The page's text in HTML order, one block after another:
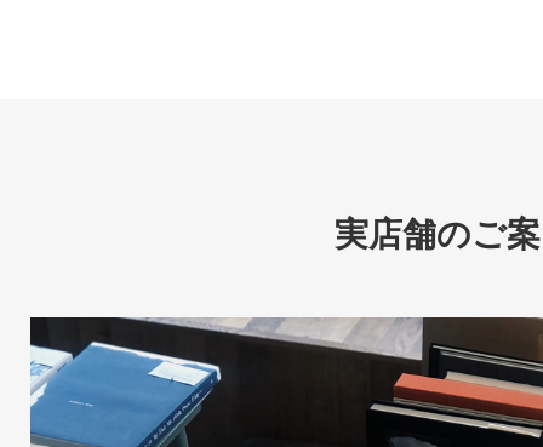
実店舗のご